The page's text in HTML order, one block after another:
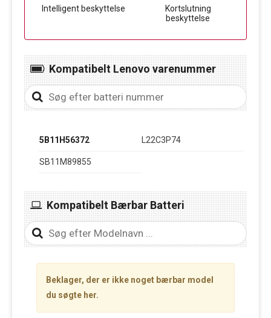
Intelligent beskyttelse
Kortslutning
beskyttelse
Kompatibelt Lenovo varenummer
5B11H56372 L22C3P74
SB11M89855
Kompatibelt Bærbar Batteri
Beklager, der er ikke noget bærbar model
du søgte her.